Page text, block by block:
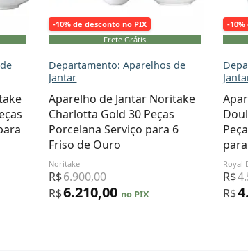
-10% de desconto no PIX
Frete Grátis
Departamento: Aparelhos de
Jantar
Aparelho de Jantar Noritake
Charlotta Gold 30 Peças
Porcelana Serviço para 6
Friso de Ouro
Noritake
R$6.900,00
R$6.210,00 no PIX
-
Royal
R$
R$